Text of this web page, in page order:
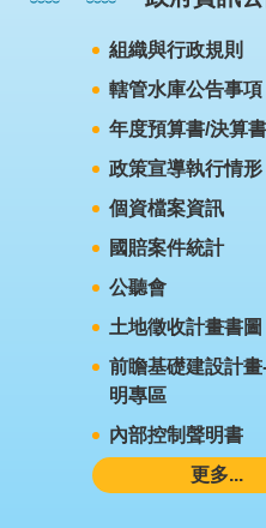
組織與行政規則
轄管水庫公告事項
年度預算書/決算書
政策宣導執行情形
個資檔案資訊
國賠案件統計
公聽會
土地徵收計畫書圖
前瞻基礎建設計
明專區
內部控制聲明書
更多...